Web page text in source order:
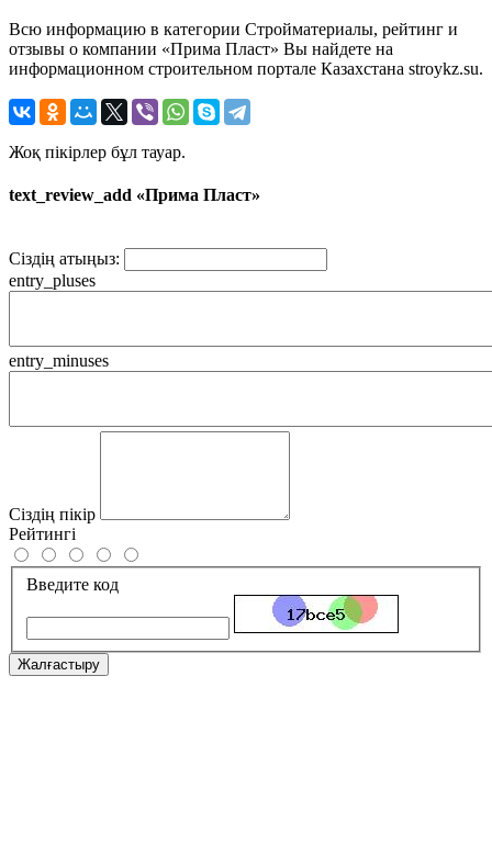
Всю информацию в категории Стройматериалы, рейтинг и
отзывы о компании «Прима Пласт» Вы найдете на
информационном строительном портале Казахстана stroykz.su.
Жоқ пікірлер бұл тауар.
text_review_add «Прима Пласт»
Сіздің атыңыз:
entry_pluses
entry_minuses
Сіздің пікір
Рейтингі
Введите код
Жалғастыру